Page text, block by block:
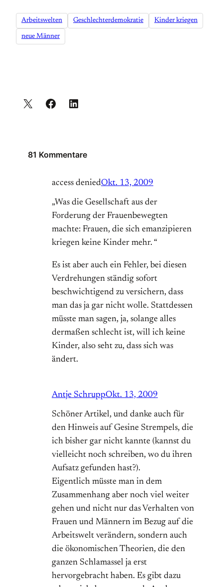
Arbeitswelten Geschlechterdemokratie Kinder kriegen
neue Männer
81 Kommentare
access deniedOkt. 13, 2009
„Was die Gesellschaft aus der
Forderung der Frauenbewegten
machte: Frauen, die sich emanzipieren
kriegen keine Kinder mehr. “
Es ist aber auch ein Fehler, bei diesen
Verdrehungen ständig sofort
beschwichtigend zu versichern, dass
man das ja gar nicht wolle. Stattdessen
müsste man sagen, ja, solange alles
dermaßen schlecht ist, will ich keine
Kinder, also seht zu, dass sich was
ändert.
Antje SchruppOkt. 13, 2009
Schöner Artikel, und danke auch für
den Hinweis auf Gesine Strempels, die
ich bisher gar nicht kannte (kannst du
vielleicht noch schreiben, wo du ihren
Aufsatz gefunden hast?).
Eigentlich müsste man in dem
Zusammenhang aber noch viel weiter
gehen und nicht nur das Verhalten von
Frauen und Männern im Bezug auf die
Arbeitswelt verändern, sondern auch
die ökonomischen Theorien, die den
ganzen Schlamassel ja erst
hervorgebracht haben. Es gibt dazu